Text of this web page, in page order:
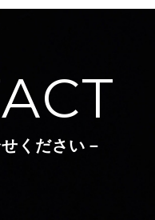
ください－